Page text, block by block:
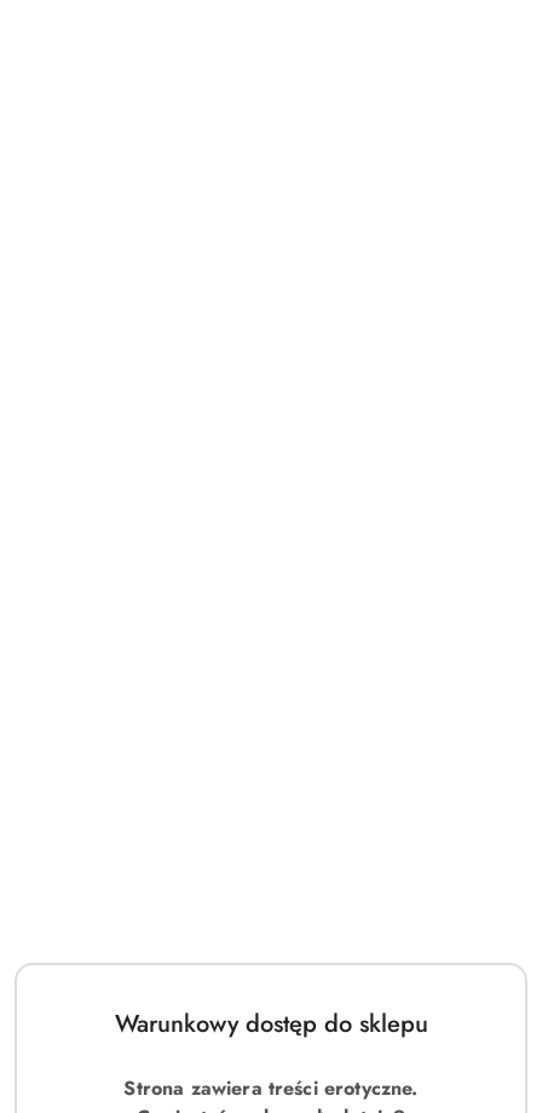
Warunkowy dostęp do sklepu
Strona zawiera treści erotyczne.